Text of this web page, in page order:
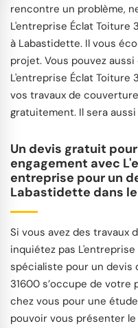
rencontre un problème,
L'entreprise Éclat Toiture
à Labastidette. Il vous
projet. Vous pouvez
L'entreprise Éclat Toiture
vos travaux de
gratuitement. Il sera
Un devis gratuit
engagement avec
entreprise pour un
Labastidette dans
Si vous avez des travaux
inquiétez pas
spécialiste pour un devis
31600 s’occupe de
chez vous pour une
pouvoir vous présenter